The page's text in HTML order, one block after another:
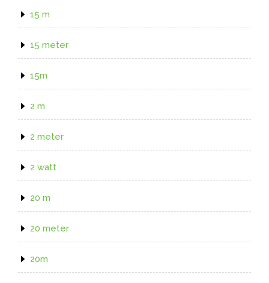
15 m
15 meter
15m
2 m
2 meter
2 watt
20 m
20 meter
20m